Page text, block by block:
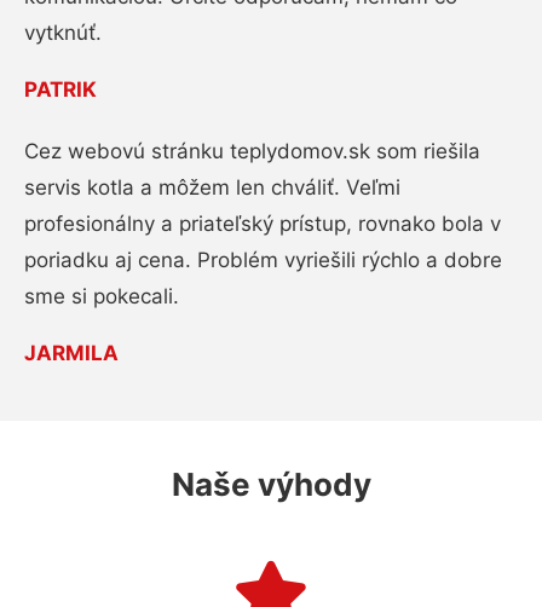
vytknúť.
PATRIK
Cez webovú stránku teplydomov.sk som riešila
servis kotla a môžem len chváliť. Veľmi
profesionálny a priateľský prístup, rovnako bola v
poriadku aj cena. Problém vyriešili rýchlo a dobre
sme si pokecali.
JARMILA
Naše výhody